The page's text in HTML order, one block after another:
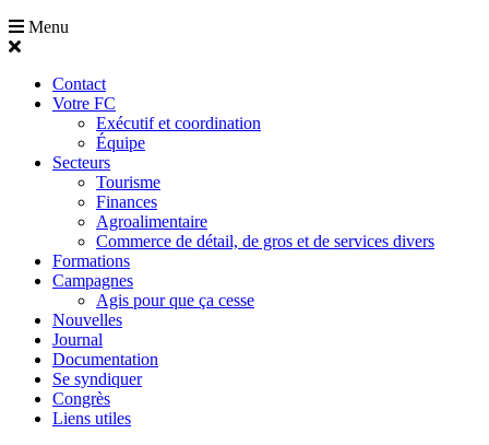
Menu
Contact
Votre FC
Exécutif et coordination
Équipe
Secteurs
Tourisme
Finances
Agroalimentaire
Commerce de détail, de gros et de services divers
Formations
Campagnes
Agis pour que ça cesse
Nouvelles
Journal
Documentation
Se syndiquer
Congrès
Liens utiles